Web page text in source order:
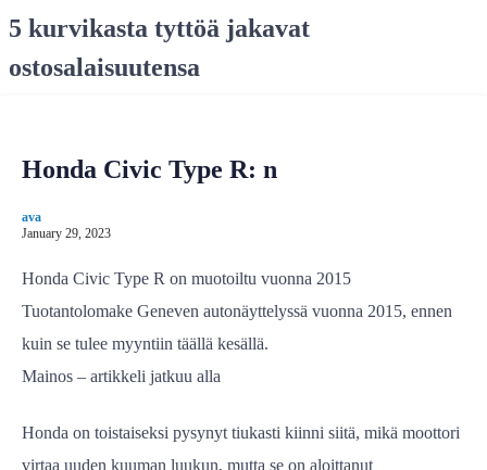
5 kurvikasta tyttöä jakavat
ostosalaisuutensa
Honda Civic Type R: n
ava
January 29, 2023
Honda Civic Type R on muotoiltu vuonna 2015
Tuotantolomake Geneven autonäyttelyssä vuonna 2015, ennen
kuin se tulee myyntiin täällä kesällä.
Mainos – artikkeli jatkuu alla
Honda on toistaiseksi pysynyt tiukasti kiinni siitä, mikä moottori
virtaa uuden kuuman luukun, mutta se on aloittanut